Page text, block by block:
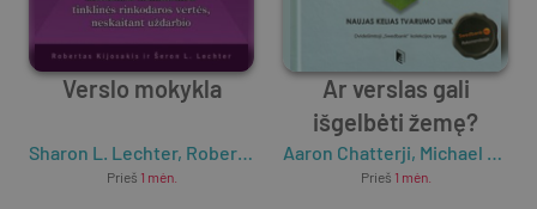
Verslo mokykla
Sharon L. Lechter, Robert T. Kiyosaki
Prieš 1 mėn.
Ar verslas gali
išgelbėti žemę?
Aaron Chatterji, Michael Lenox
Prieš 1 mėn.